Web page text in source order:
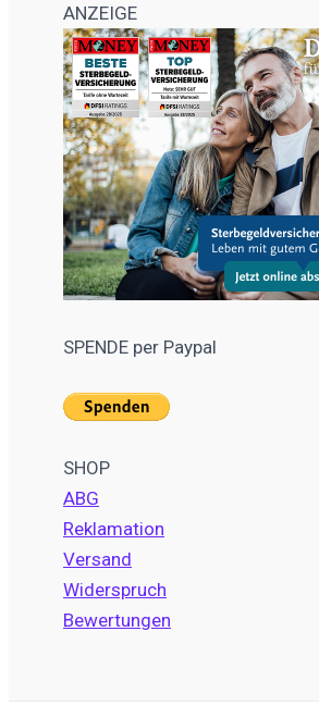
ANZEIGE
SPENDE per Paypal
SHOP
ABG
Reklamation
Versand
Widerspruch
Bewertungen